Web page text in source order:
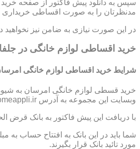
سپس به دانلود پیش فاکتور از صفحه
مدنظرتان را به صورت اقساطی خریداری
در این صورت نیازی به ضامن نیز نخواهید داشت.تنها کافی است که ۳۰ درصد از مبلغ کل کالا را به صورت پیش
خرید اقساطی لوازم خانگی در
شرایط خرید اقساطی لوازم خانگی
خرید قسطی لوازم خانگی امرسان به
وبسایت این مجموعه به آدرس https://www.homeappli.ir/ ثبت نام نمایید و یک پیش فاکتور دریافت کنید.
با دریافت این پیش فاکتور به بانک قرض
مورد تائید بانک قرار بگیرند.